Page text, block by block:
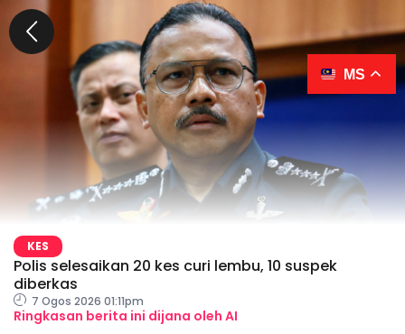
KES
Polis selesaikan 20 kes curi lembu, 10 suspek
diberkas
7 Ogos 2026 01:11pm
Ringkasan berita ini dijana oleh AI
MS